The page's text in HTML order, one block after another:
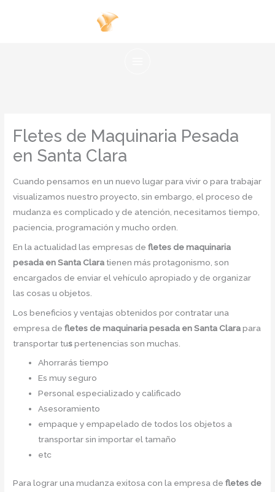
Fletes de Maquinaria Pesada
en Santa Clara
Cuando pensamos en un nuevo lugar para vivir o para trabajar
visualizamos nuestro proyecto, sin embargo, el proceso de
mudanza es complicado y de atención, necesitamos tiempo,
paciencia, programación y mucho orden.
En la actualidad las empresas defletes de maquinaria
pesada en Santa Clara tienen más protagonismo, son
encargados de enviar el vehículo apropiado y de organizar
las cosas u objetos.
Los beneficios y ventajas obtenidos por contratar una
empresa defletes de maquinaria pesada en Santa Clarapara
transportar tuspertenencias son muchas.
Ahorrarás tiempo
Es muy seguro
Personal especializado y calificado
Asesoramiento
empaque y empapelado de todos los objetos a
transportar sin importar el tamaño
etc
Para lograr una mudanza exitosa con la empresa defletes de